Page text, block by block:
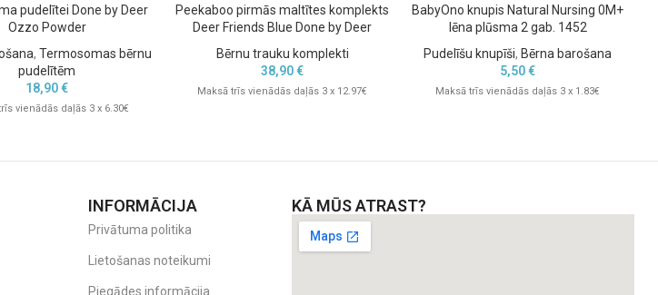
pudelītei Done by Deer
Ozzo Powder
, Termosomas bērnu
pudelītēm
18,90€
vienādās daļās 3 x 6.30€
Peekaboo pirmās maltītes komplekts
Deer Friends Blue Done by Deer
Bērnu trauku komplekti
38,90€
Maksā trīs vienādās daļās 3 x 12.97€
BabyOno knupis Natural Nursing 0M+
lēna plūsma 2 gab. 1452
Pudelīšu knupīši, Bērna barošana
5,50€
Maksā trīs vienādās daļās 3 x 1.83€
INFORMĀCIJA
Privātuma politika
Lietošanas noteikumi
Piegādes informācija
KĀ MŪS ATRAST?